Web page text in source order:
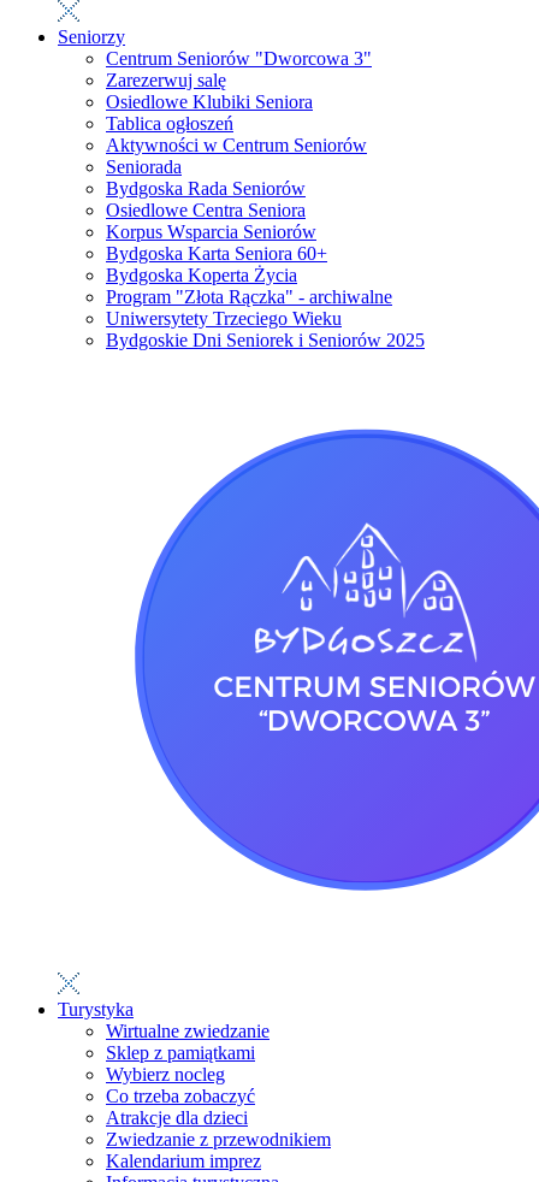
Seniorzy
Centrum Seniorów "Dworcowa 3"
Zarezerwuj salę
Osiedlowe Klubiki Seniora
Tablica ogłoszeń
Aktywności w Centrum Seniorów
Seniorada
Bydgoska Rada Seniorów
Osiedlowe Centra Seniora
Korpus Wsparcia Seniorów
Bydgoska Karta Seniora 60+
Bydgoska Koperta Życia
Program "Złota Rączka" - archiwalne
Uniwersytety Trzeciego Wieku
Bydgoskie Dni Seniorek i Seniorów 2025
Turystyka
Wirtualne zwiedzanie
Sklep z pamiątkami
Wybierz nocleg
Co trzeba zobaczyć
Atrakcje dla dzieci
Zwiedzanie z przewodnikiem
Kalendarium imprez